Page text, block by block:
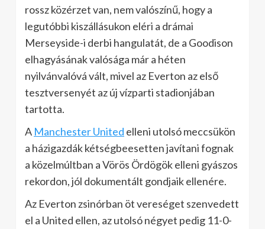
rossz közérzet van, nem valószínű, hogy a
legutóbbi kiszállásukon eléri a drámai
Merseyside-i derbi hangulatát, de a Goodison
elhagyásának valósága már a héten
nyilvánvalóvá vált, mivel az Everton az első
tesztversenyét az új vízparti stadionjában
tartotta.
A Manchester United elleni utolsó meccsükön
a házigazdák kétségbeesetten javítani fognak
a közelmúltban a Vörös Ördögök elleni gyászos
rekordon, jól dokumentált gondjaik ellenére.
Az Everton zsinórban öt vereséget szenvedett
el a United ellen, az utolsó négyet pedig 11-0-